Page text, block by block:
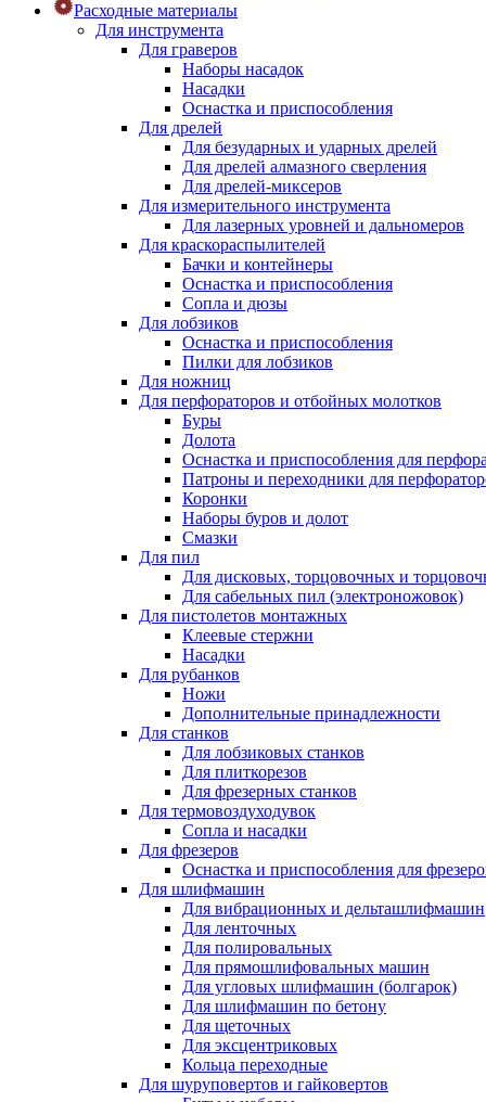
Расходные материалы
Для инструмента
Для граверов
Наборы насадок
Насадки
Оснастка и приспособления
Для дрелей
Для безударных и ударных дрелей
Для дрелей алмазного сверления
Для дрелей-миксеров
Для измерительного инструмента
Для лазерных уровней и дальномеров
Для краскораспылителей
Бачки и контейнеры
Оснастка и приспособления
Сопла и дюзы
Для лобзиков
Оснастка и приспособления
Пилки для лобзиков
Для ножниц
Для перфораторов и отбойных молотков
Буры
Долота
Оснастка и приспособления для
Патроны и переходники для
Коронки
Наборы буров и долот
Смазки
Для пил
Для дисковых, торцовочных и
Для сабельных пил (электроножовок)
Для пистолетов монтажных
Клеевые стержни
Насадки
Для рубанков
Ножи
Дополнительные принадлежности
Для станков
Для лобзиковых станков
Для плиткорезов
Для фрезерных станков
Для термовоздуходувок
Сопла и насадки
Для фрезеров
Оснастка и приспособления для
Для шлифмашин
Для вибрационных и дельташлифмашин
Для ленточных
Для полировальных
Для прямошлифовальных машин
Для угловых шлифмашин (болгарок)
Для шлифмашин по бетону
Для щеточных
Для эксцентриковых
Кольца переходные
Для шуруповертов и гайковертов